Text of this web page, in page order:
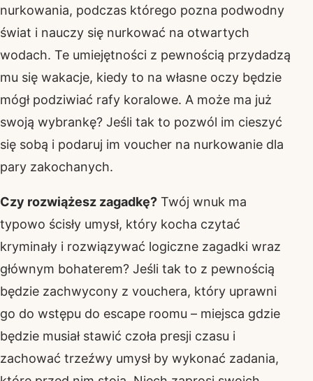
nurkowania, podczas którego pozna podwodny
świat i nauczy się nurkować na otwartych
wodach. Te umiejętności z pewnością przydadzą
mu się wakacje, kiedy to na własne oczy będzie
mógł podziwiać rafy koralowe. A może ma już
swoją wybrankę? Jeśli tak to pozwól im cieszyć
się sobą i podaruj im voucher na nurkowanie dla
pary zakochanych.
Czy rozwiążesz zagadkę? Twój wnuk ma
typowo ścisły umysł, który kocha czytać
kryminały i rozwiązywać logiczne zagadki wraz
głównym bohaterem? Jeśli tak to z pewnością
będzie zachwycony z vouchera, który uprawni
go do wstępu do escape roomu – miejsca gdzie
będzie musiał stawić czoła presji czasu i
zachować trzeźwy umysł by wykonać zadania,